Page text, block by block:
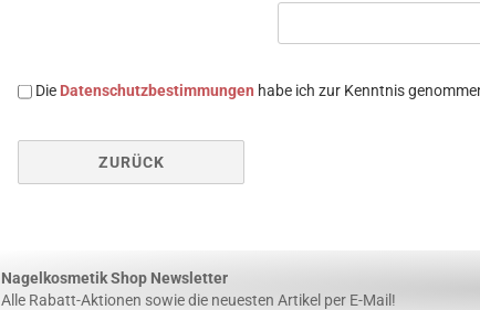
DATENSCHUTZBESTIMMUNGEN
Die Datenschutzbestimmungen habe ich zur Kenntnis
ZURÜCK
Nagelkosmetik Shop Newsletter
Alle Rabatt-Aktionen sowie die neuesten Artikel per E-Mail!